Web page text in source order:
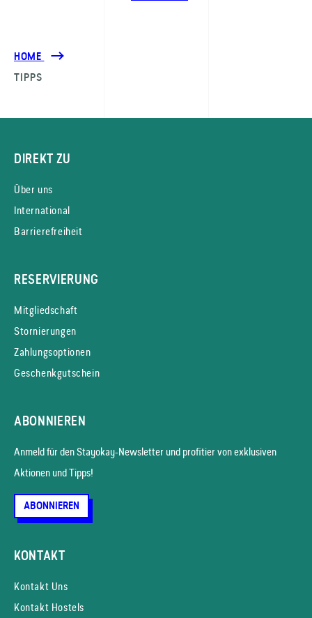
HOME
TIPPS
DIREKT ZU
Über uns
International
Barrierefreiheit
RESERVIERUNG
Mitgliedschaft
Stornierungen
Zahlungsoptionen
Geschenkgutschein
ABONNIEREN
Anmeld für den Stayokay-News­letter und profitier von exklusiven
Aktionen und Tipps!
ABONNIEREN
KONTAKT
Kontakt Uns
Kontakt Hostels